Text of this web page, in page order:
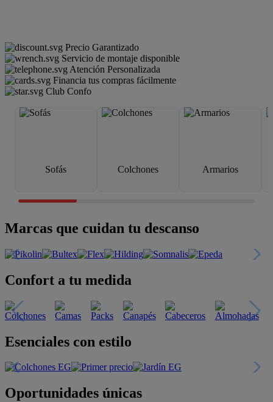
Precio Garantizado
Servicio de montaje disponible
Atención Personalizada
Financia tus compras fácilmente
Club Confo
Sofás Colchones Armarios
Marcas que cuidan tu descanso
Confort a tu medida
Esenciales con estilo
Oportunidades únicas